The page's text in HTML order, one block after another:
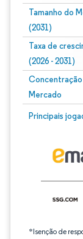
Tamanho do
(2031)
Taxa de
(2026 - 2031)
Mercado
Principais
*Isenção de
Imagem ©